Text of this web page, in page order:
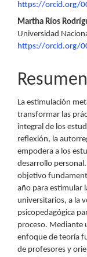
https://orcid.org/
Martha Ríos
Universidad
https://orcid.org/
Resumen
La estimulación
transformar las
integral de los
reflexión, la
empodera a los
desarrollo
objetivo
año para estimular
universitarios, a la
psicopedagógica
proceso. Mediante
enfoque de teoría
de profesores y